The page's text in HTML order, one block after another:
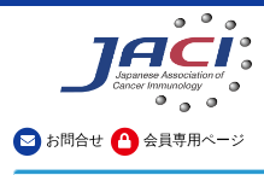
お問合せ 会員専用ページ